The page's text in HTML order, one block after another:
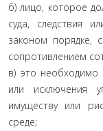
б) лицо, которое
суда, следствия
законом порядке,
сопротивлением
в) это необходимо
или исключения
имуществу или
среде;